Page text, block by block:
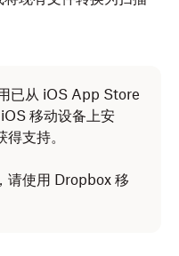
已从 iOS App Store
移动设备上安
支持。
请使用 Dropbox 移